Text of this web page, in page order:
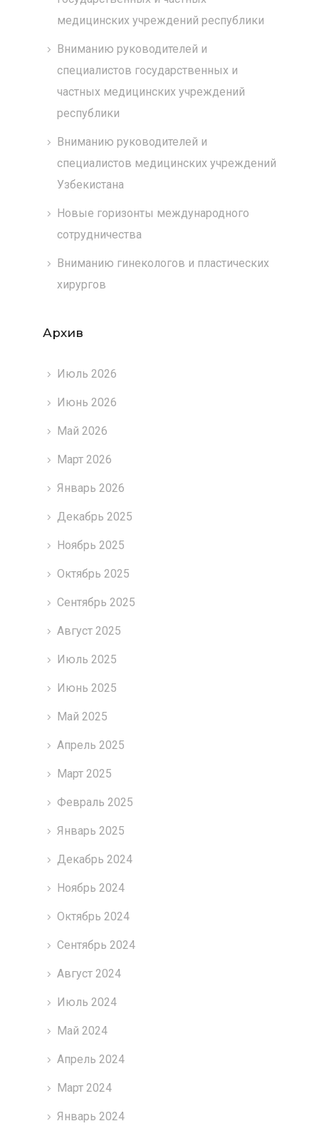
медицинских учреждений республики
Вниманию руководителей и
специалистов государственных и
частных медицинских учреждений
республики
Вниманию руководителей и
специалистов медицинских учреждений
Узбекистана
Новые горизонты международного
сотрудничества
Вниманию гинекологов и пластических
хирургов
Архив
Июль 2026
Июнь 2026
Май 2026
Март 2026
Январь 2026
Декабрь 2025
Ноябрь 2025
Октябрь 2025
Сентябрь 2025
Август 2025
Июль 2025
Июнь 2025
Май 2025
Апрель 2025
Март 2025
Февраль 2025
Январь 2025
Декабрь 2024
Ноябрь 2024
Октябрь 2024
Сентябрь 2024
Август 2024
Июль 2024
Май 2024
Апрель 2024
Март 2024
Январь 2024